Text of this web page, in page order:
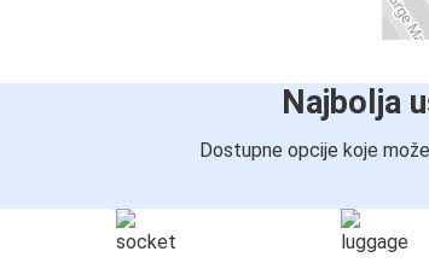
Najbolja
Dostupne opcije koje